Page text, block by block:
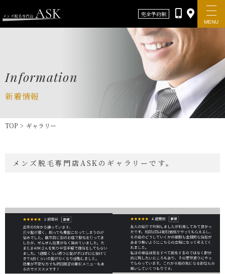
完全予約制
MENU
Top
料金メニュー
ご利用の流れ
Information
新着情報
TOP > ギャラリー
メンズ脱毛専門店ASKのギャラリーです。